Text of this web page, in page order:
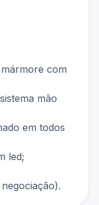
com
mão
em todos
led;